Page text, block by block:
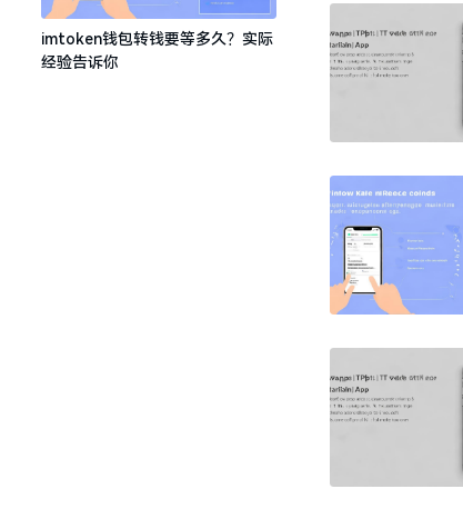
imtoken钱包转钱要等多久？实际
经验告诉你